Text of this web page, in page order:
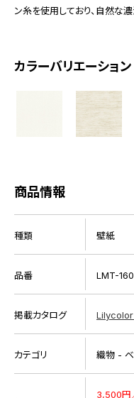
お知らせプライバシー
ン糸を使用しており、自然な濃
カラーバリエーション
商品情報
種類 壁紙
品番 LMT-
掲載カタログ Lilycolor
カテゴリ 織物 -
3,500円